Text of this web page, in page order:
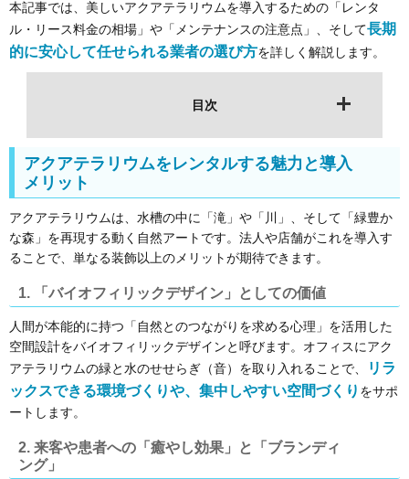
本記事では、美しいアクアテラリウムを導入するための「レンタ
ル・リース料金の相場」や「メンテナンスの注意点」、そして長期
的に安心して任せられる業者の選び方を詳しく解説します。
目次
アクアテラリウムをレンタルする魅力と導入
メリット
アクアテラリウムは、水槽の中に「滝」や「川」、そして「緑豊か
な森」を再現する動く自然アートです。法人や店舗がこれを導入す
ることで、単なる装飾以上のメリットが期待できます。
1. 「バイオフィリックデザイン」としての価値
人間が本能的に持つ「自然とのつながりを求める心理」を活用した
空間設計をバイオフィリックデザインと呼びます。オフィスにアク
アテラリウムの緑と水のせせらぎ（音）を取り入れることで、
リラ
ックスできる環境づくりや、集中しやすい空間づくり をサポ
ートします。
2. 来客や患者への「癒やし効果」と「ブランディ
ング」